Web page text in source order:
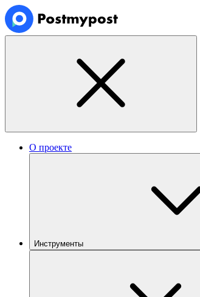
О проекте
Инструменты